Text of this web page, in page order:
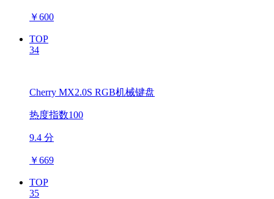
￥600
TOP
34
Cherry MX2.0S RGB机械键盘
热度指数100
9.4 分
￥669
TOP
35